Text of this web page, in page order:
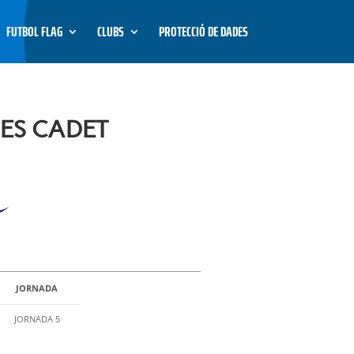
FUTBOL FLAG CLUBS PROTECCIÓ DE DADES
CADET
JORNADA
JORNADA 5